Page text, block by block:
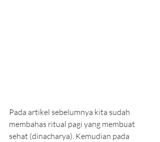
Pada artikel sebelumnya kita sudah
membahas ritual pagi yang membuat
sehat (dinacharya). Kemudian pada